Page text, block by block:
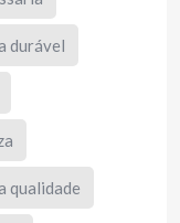
durável
qualidade